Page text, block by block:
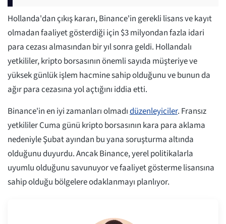
Hollanda'dan çıkış kararı, Binance'in gerekli lisans ve kayıt
olmadan faaliyet gösterdiği için $3 milyondan fazla idari
para cezası almasından bir yıl sonra geldi. Hollandalı
yetkililer, kripto borsasının önemli sayıda müşteriye ve
yüksek günlük işlem hacmine sahip olduğunu ve bunun da
ağır para cezasına yol açtığını iddia etti.
Binance'in en iyi zamanları olmadıdüzenleyiciler. Fransız
yetkililer Cuma günü kripto borsasının kara para aklama
nedeniyle Şubat ayından bu yana soruşturma altında
olduğunu duyurdu. Ancak Binance, yerel politikalarla
uyumlu olduğunu savunuyor ve faaliyet gösterme lisansına
sahip olduğu bölgelere odaklanmayı planlıyor.